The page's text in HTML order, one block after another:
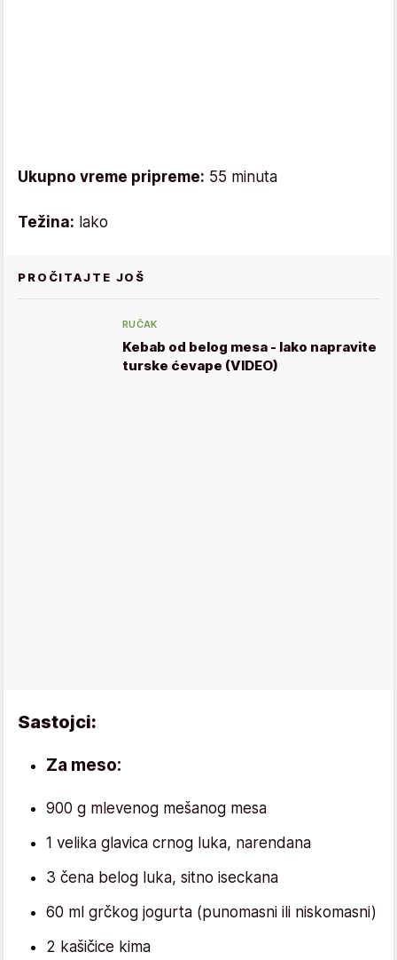
Ukupno vreme pripreme: 55 minuta
Težina: lako
PROČITAJTE JOŠ
RUČAK
Kebab od belog mesa - lako napravite
turske ćevape (VIDEO)
Sastojci:
Za meso:
900 g mlevenog mešanog mesa
1 velika glavica crnog luka, narendana
3 čena belog luka, sitno iseckana
60 ml grčkog jogurta (punomasni ili niskomasni)
2 kašičice kima